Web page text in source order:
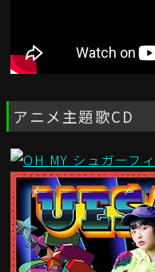
アニメ主題歌CD